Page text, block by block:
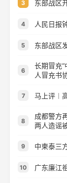
3 东部战区
4 人民日报
5 东部战区
6
长期冒充
人冒充书
7 马上评︱
8
成都警方
两人造谣
9 中柬泰三
10 广东廉江